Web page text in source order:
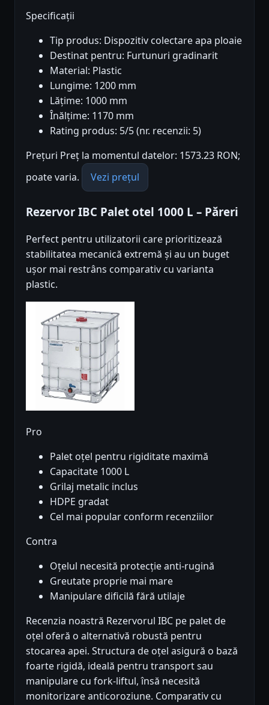
Specificații
Tip produs: Dispozitiv colectare apa ploaie
Destinat pentru: Furtunuri gradinarit
Material: Plastic
Lungime: 1200 mm
Lățime: 1000 mm
Înălțime: 1170 mm
Rating produs: 5/5 (nr. recenzii: 5)
Prețuri Preț la momentul datelor: 1573.23 RON;
poate varia.
Vezi prețul
Rezervor IBC Palet otel 1000 L – Păreri
Perfect pentru utilizatorii care prioritizează
stabilitatea mecanică extremă și au un buget
ușor mai restrâns comparativ cu varianta
plastic.
Pro
Palet oțel pentru rigiditate maximă
Capacitate 1000 L
Grilaj metalic inclus
HDPE gradat
Cel mai popular conform recenziilor
Contra
Oțelul necesită protecție anti-rugină
Greutate proprie mai mare
Manipulare dificilă fără utilaje
Recenzia noastră Rezervorul IBC pe palet de
oțel oferă o alternativă robustă pentru
stocarea apei. Structura de oțel asigură o bază
foarte rigidă, ideală pentru transport sau
manipulare cu fork-liftul, însă necesită
monitorizare anticoroziune. Comparativ cu